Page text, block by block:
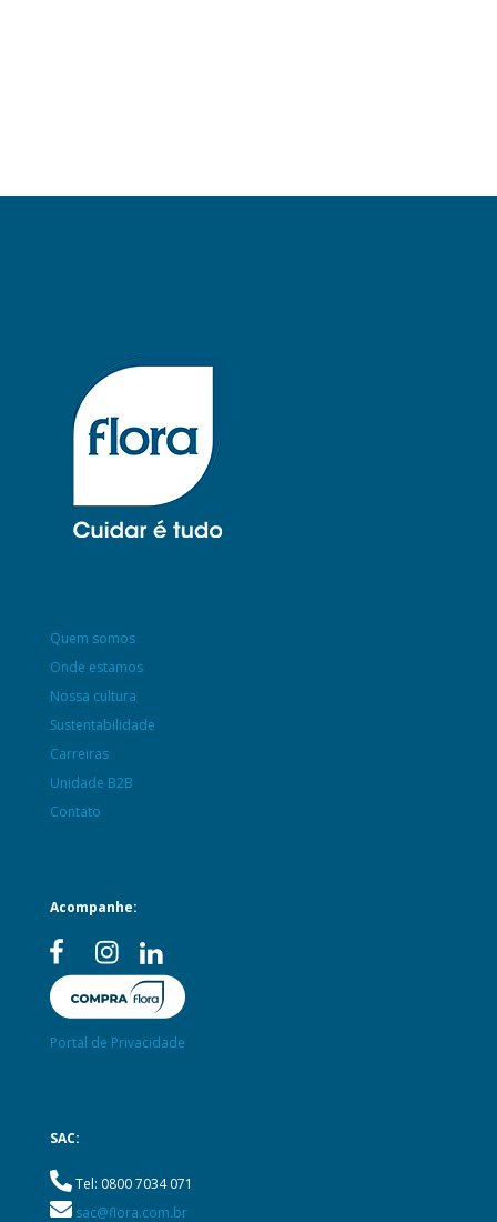
Quem somos
Onde estamos
Nossa cultura
Sustentabilidade
Carreiras
Unidade B2B
Contato
Acompanhe:
Portal de Privacidade
SAC:
Tel: 0800 7034 071
sac@flora.com.br